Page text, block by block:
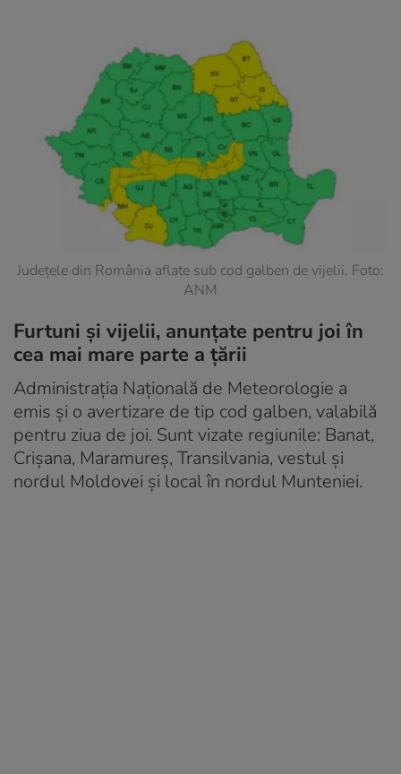
Județele din România aflate sub cod galben de vijelii. Foto:
ANM
Furtuni și vijelii, anunțate pentru joi în
cea mai mare parte a țării
Administrația Națională de Meteorologie a
emis și o avertizare de tip cod galben, valabilă
pentru ziua de joi. Sunt vizate regiunile: Banat,
Crișana, Maramureș, Transilvania, vestul și
nordul Moldovei și local în nordul Munteniei.